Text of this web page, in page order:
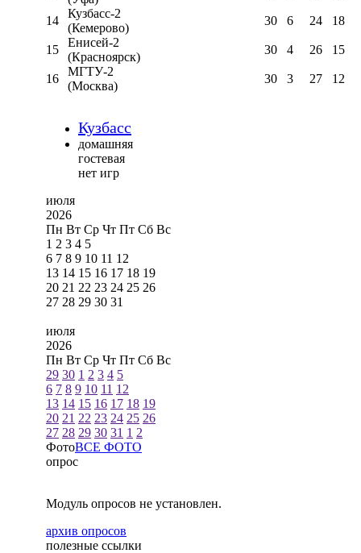
14
Кузбасс-2
(Кемерово)
30 6 24 18
15
Енисей-2
(Красноярск)
30 4 26 15
16
МГТУ-2
(Москва)
30 3 27 12
Кузбасс
домашняя
гостевая
нет игр
июля
2026
Пн Вт Ср Чт Пт Сб Вс
1 2 3 4 5
6 7 8 9 10 11 12
13 14 15 16 17 18 19
20 21 22 23 24 25 26
27 28 29 30 31
июля
2026
Пн Вт Ср Чт Пт Сб Вс
29 30 1 2 3 4 5
6 7 8 9 10 11 12
13 14 15 16 17 18 19
20 21 22 23 24 25 26
27 28 29 30 31 1 2
ФотоВСЕ ФОТО
опрос
Модуль опросов не установлен.
архив опросов
полезные ссылки